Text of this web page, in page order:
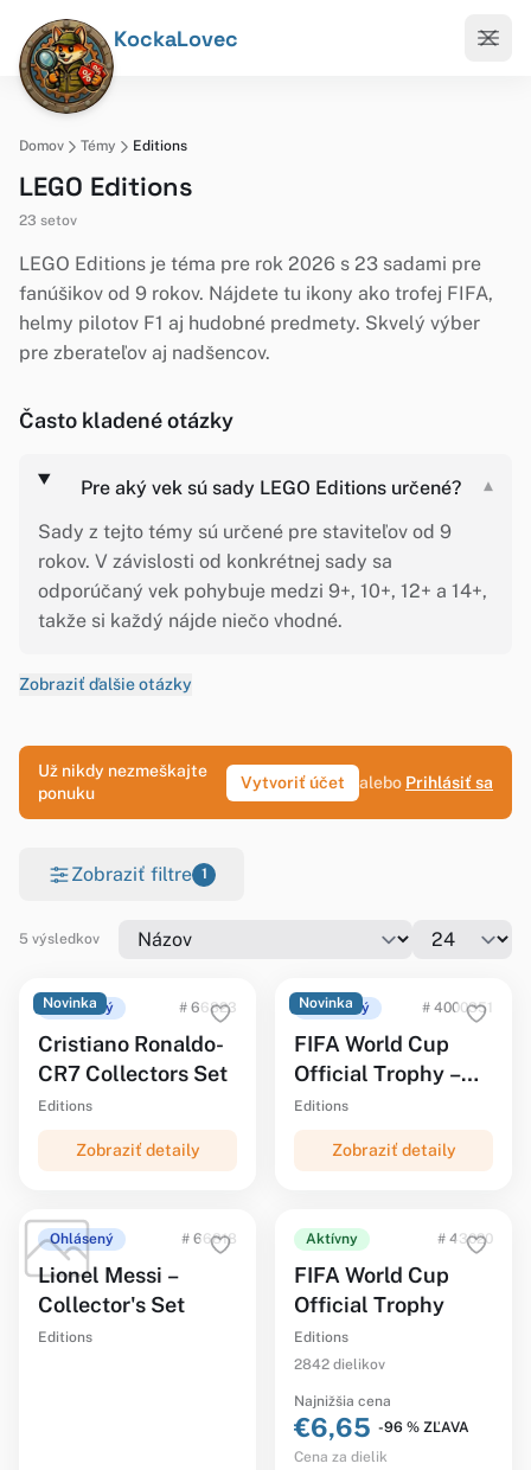
KockaLovec
Domov Témy Editions
LEGO Editions
23 setov
LEGO Editions je téma pre rok 2026 s 23 sadami pre
fanúšikov od 9 rokov. Nájdete tu ikony ako trofej FIFA,
helmy pilotov F1 aj hudobné predmety. Skvelý výber
pre zberateľov aj nadšencov.
Často kladené otázky
Pre aký vek sú sady LEGO Editions určené?
▾
Sady z tejto témy sú určené pre staviteľov od 9
rokov. V závislosti od konkrétnej sady sa
odporúčaný vek pohybuje medzi 9+, 10+, 12+ a 14+,
takže si každý nájde niečo vhodné.
Zobraziť ďalšie otázky
Už nikdy nezmeškajte
ponuku
Vytvoriť účet alebo Prihlásiť sa
Zobraziť filtre 1
5 výsledkov
Novinka
Ohlásený # 66823
Cristiano Ronaldo-
CR7 Collectors Set
Editions
Zobraziť detaily
Novinka
Ohlásený # 4000351
FIFA World Cup
Official Trophy –
Champions Edition
Editions
Zobraziť detaily
Ohlásený # 66818
Lionel Messi –
Collector's Set
Editions
Aktívny # 43020
FIFA World Cup
Official Trophy
Editions
2842 dielikov
Najnižšia cena
€6,65 -96 % ZĽAVA
Cena za dielik